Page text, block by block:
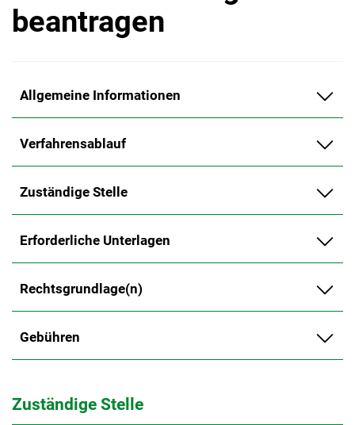
beantragen
Allgemeine Informationen
Verfahrensablauf
Zuständige Stelle
Erforderliche Unterlagen
Rechtsgrundlage(n)
Gebühren
Zuständige Stelle